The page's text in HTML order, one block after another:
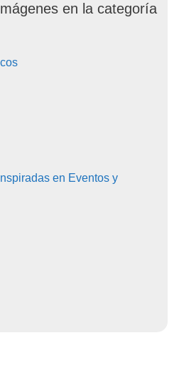
en la categoría
en Eventos y